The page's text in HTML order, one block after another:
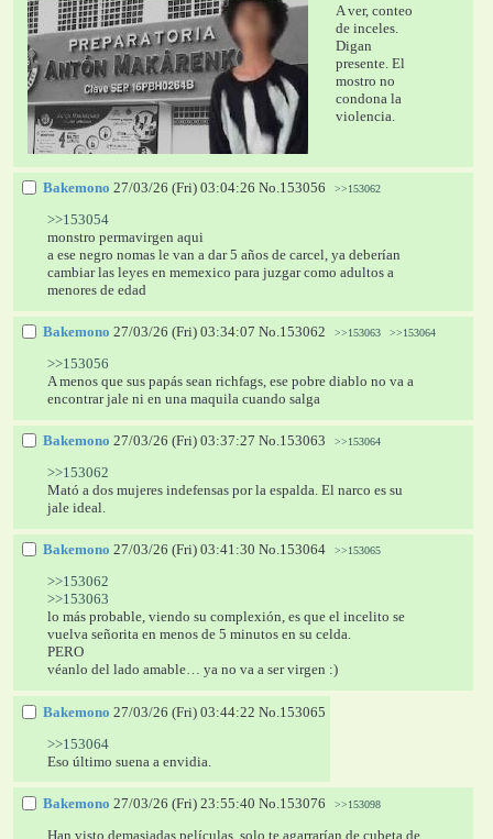
A ver, conteo
de inceles.
Digan
presente. El
mostro no
condona la
violencia.
Bakemono 27/03/26 (Fri) 03:04:26 No.153056 >>153062
>>153054
monstro permavirgen aqui
a ese negro nomas le van a dar 5 años de carcel, ya deberían
cambiar las leyes en memexico para juzgar como adultos a
menores de edad
Bakemono 27/03/26 (Fri) 03:34:07 No.153062 >>153063 >>153064
>>153056
A menos que sus papás sean richfags, ese pobre diablo no va a
encontrar jale ni en una maquila cuando salga
Bakemono 27/03/26 (Fri) 03:37:27 No.153063 >>153064
>>153062
Mató a dos mujeres indefensas por la espalda. El narco es su
jale ideal.
Bakemono 27/03/26 (Fri) 03:41:30 No.153064 >>153065
>>153062
>>153063
lo más probable, viendo su complexión, es que el incelito se
vuelva señorita en menos de 5 minutos en su celda.
PERO
véanlo del lado amable… ya no va a ser virgen :)
Bakemono 27/03/26 (Fri) 03:44:22 No. 153065
>>153064
Eso último suena a envidia.
Bakemono 27/03/26 (Fri) 23:55:40 No. 153076 >>153098
Han visto demasiadas películas, solo te agarrarían de cubeta de